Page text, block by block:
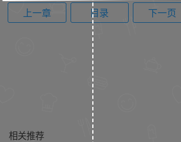
上一章 目录 下一页
相关推荐